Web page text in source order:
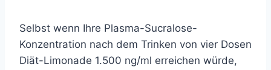
Selbst wenn Ihre Plasma-Sucralose-
Konzentration nach dem Trinken von vier Dosen
Diät-Limonade 1.500 ng/ml erreichen würde,